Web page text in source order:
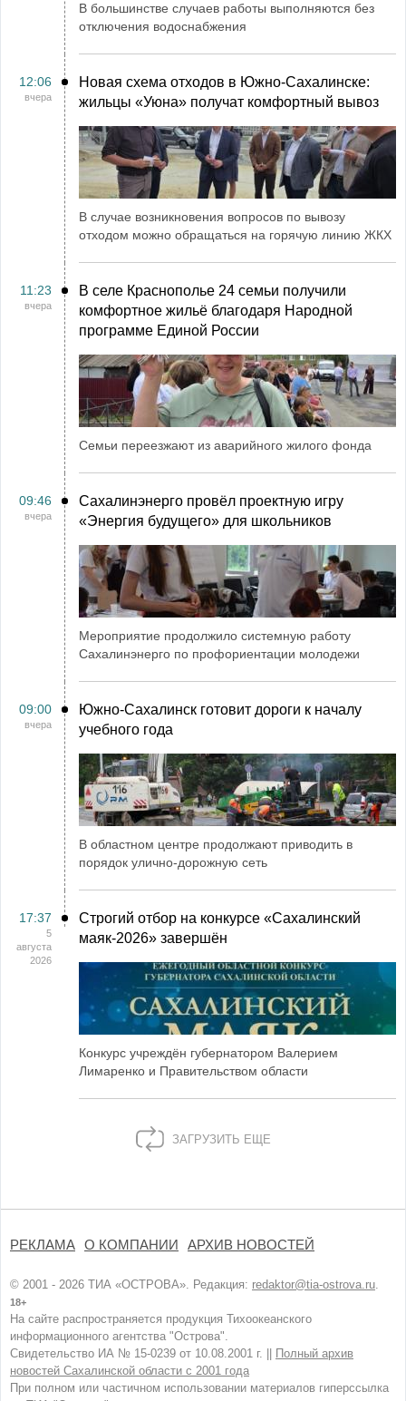
В большинстве случаев работы выполняются без
отключения водоснабжения
12:06
вчера
Новая схема отходов в Южно-Сахалинске:
жильцы «Уюна» получат комфортный вывоз
В случае возникновения вопросов по вывозу
отходом можно обращаться на горячую линию ЖКХ
11:23
вчера
В селе Краснополье 24 семьи получили
комфортное жильё благодаря Народной
программе Единой России
Семьи переезжают из аварийного жилого фонда
09:46
вчера
Сахалинэнерго провёл проектную игру
«Энергия будущего» для школьников
Мероприятие продолжило системную работу
Сахалинэнерго по профориентации молодежи
09:00
вчера
Южно-Сахалинск готовит дороги к началу
учебного года
В областном центре продолжают приводить в
порядок улично-дорожную сеть
17:37
5
августа
2026
Строгий отбор на конкурсе «Сахалинский
маяк‑2026» завершён
Конкурс учреждён губернатором Валерием
Лимаренко и Правительством области
ЗАГРУЗИТЬ ЕЩЕ
РЕКЛАМА О КОМПАНИИ АРХИВ НОВОСТЕЙ
© 2001 - 2026 ТИА «ОСТРОВА». Редакция: redaktor@tia-ostrova.ru.
18+
На сайте распространяется продукция Тихоокеанского
информационного агентства "Острова".
Свидетельство ИА № 15-0239 от 10.08.2001 г. ||
Полный архив
новостей Сахалинской области с 2001 года
При полном или частичном использовании материалов гиперссылка